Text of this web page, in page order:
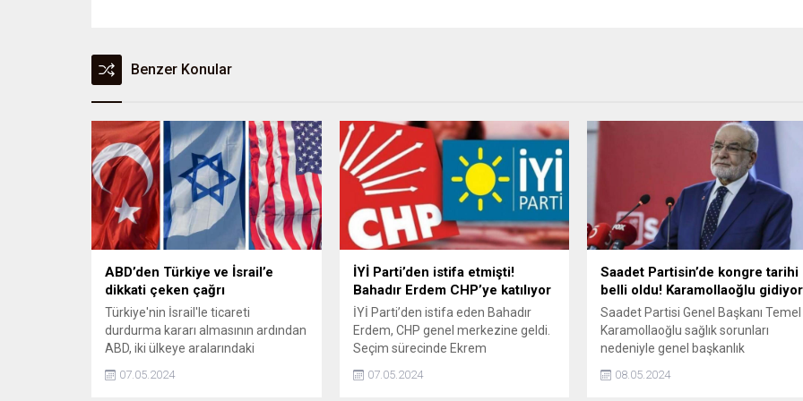
Benzer Konular
ABD’den Türkiye ve İsrail’e
dikkati çeken çağrı
Türkiye'nin İsrail'le ticareti
durdurma kararı almasının ardından
ABD, iki ülkeye aralarındaki
bulundu. Yapılan açıklamada,
07.05.2024
İYİ Parti’den istifa etmişti!
Bahadır Erdem CHP’ye katılıyor
İYİ Parti’den istifa eden Bahadır
Erdem, CHP genel merkezine geldi.
Seçim sürecinde Ekrem
duyuran Erdem’in CHP’ye katılacağı
07.05.2024
Saadet Partisin’de kongre tarihi
belli oldu! Karamollaoğlu gidiyor
Saadet Partisi Genel Başkanı Temel
Karamollaoğlu sağlık sorunları
nedeniyle genel başkanlık
Karamollaoğlu'nun açıklamasının
08.05.2024